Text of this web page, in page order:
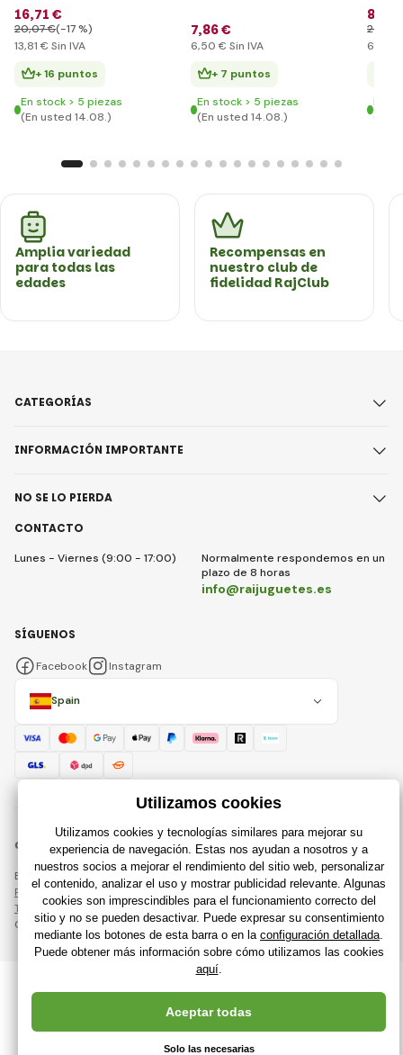
16,71 €
20,07 €(-17 %)
13,81 € Sin IVA
+ 16 puntos
En stock > 5 piezas
(En usted 14.08.)
7,86 €
6,50 € Sin IVA
+ 7 puntos
En stock > 5 piezas
(En usted 14.08.)
8
20
6
En
(En
Amplia variedad
para todas las
edades
Recompensas en
nuestro club de
fidelidad RajClub
CONTACTO
Lunes - Viernes (9:00 - 17:00)
Normalmente respondemos en un
plazo de 8 horas
info@raijuguetes.es
CATEGORÍAS
INFORMACIÓN IMPORTANTE
NO SE LO PIERDA
Spain
SÍGUENOS
Facebook Instagram
© 2018 - 2026 Raijuguetes.es, Todos los derechos reservados
Esta página está protegida por reCAPTCHA y se aplican
Política de privacidadcompañías de Google y su
Términos y condiciones.
Creación de tiendas en línea eficientes desdeRIESENIA